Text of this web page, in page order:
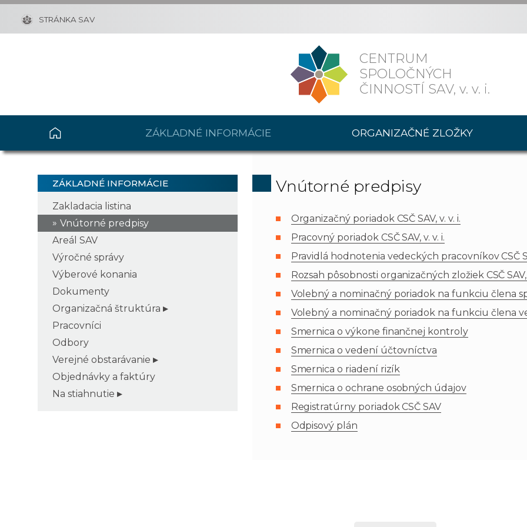
CENTRUM
SPOLOČNÝCH
ČINNOSTÍ SAV, v. v. i.
STRÁNKA SAV
ZÁKLADNÉ INFORMÁCIE ORGANIZAČNÉ ZLOŽKY
ZÁKLADNÉ INFORMÁCIE
Zakladacia listina
Vnútorné predpisy
Areál SAV
Výročné správy
Výberové konania
Dokumenty
Organizačná štruktúra
Pracovníci
Odbory
Verejné obstarávanie
Objednávky a faktúry
Na stiahnutie
Vnútorné predpisy
Organizačný poriadok CSČ SAV, v. v. i.
Pracovný poriadok CSČ SAV, v. v. i.
Pravidlá hodnotenia vedeckých pracovníkov CSČ
Rozsah pôsobnosti organizačných zložiek CSČ SAV,
Volebný a nominačný poriadok na funkciu člena
Volebný a nominačný poriadok na funkciu člena
Smernica o výkone finančnej kontroly
Smernica o vedení účtovníctva
Smernica o riadení rizík
Smernica o ochrane osobných údajov
Registratúrny poriadok CSČ SAV
Odpisový plán